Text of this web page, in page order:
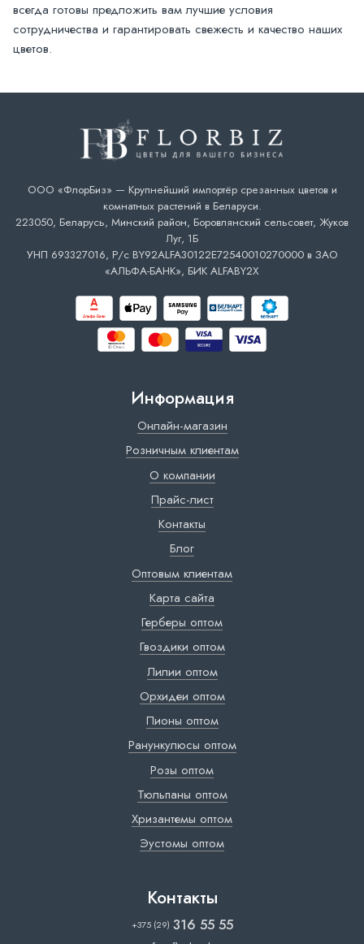
всегда готовы предложить вам лучшие условия
сотрудничества и гарантировать свежесть и качество наших
цветов.
ООО «ФлорБиз» — Крупнейший импортёр срезанных цветов и
комнатных растений в Беларуси.
223050, Беларусь, Минский район, Боровлянский сельсовет, Жуков
Луг, 1Б
УНП 693327016, Р/с BY92ALFA30122E72540010270000 в ЗАО
«АЛЬФА-БАНК», БИК ALFABY2X
Информация
Онлайн-магазин
Розничным клиентам
О компании
Прайс-лист
Контакты
Блог
Оптовым клиентам
Карта сайта
Герберы оптом
Гвоздики оптом
Лилии оптом
Орхидеи оптом
Пионы оптом
Ранункулюсы оптом
Розы оптом
Тюльпаны оптом
Хризантемы оптом
Эустомы оптом
Контакты
+375 (29) 316 55 55